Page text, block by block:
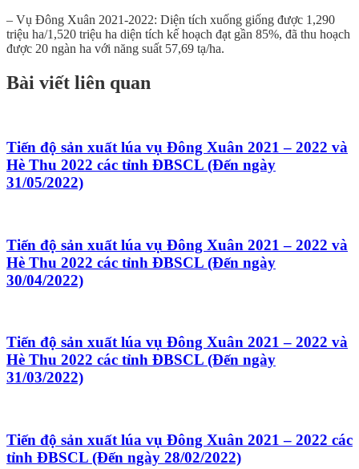
– Vụ Đông Xuân 2021-2022: Diện tích xuống giống được 1,290
triệu ha/1,520 triệu ha diện tích kế hoạch đạt gần 85%, đã thu hoạch
được 20 ngàn ha với năng suất 57,69 tạ/ha.
Bài viết liên quan
Tiến độ sản xuất lúa vụ Đông Xuân 2021 – 2022 và
Hè Thu 2022 các tỉnh ĐBSCL (Đến ngày
31/05/2022)
Tiến độ sản xuất lúa vụ Đông Xuân 2021 – 2022 và
Hè Thu 2022 các tỉnh ĐBSCL (Đến ngày
30/04/2022)
Tiến độ sản xuất lúa vụ Đông Xuân 2021 – 2022 và
Hè Thu 2022 các tỉnh ĐBSCL (Đến ngày
31/03/2022)
Tiến độ sản xuất lúa vụ Đông Xuân 2021 – 2022 các
tỉnh ĐBSCL (Đến ngày 28/02/2022)